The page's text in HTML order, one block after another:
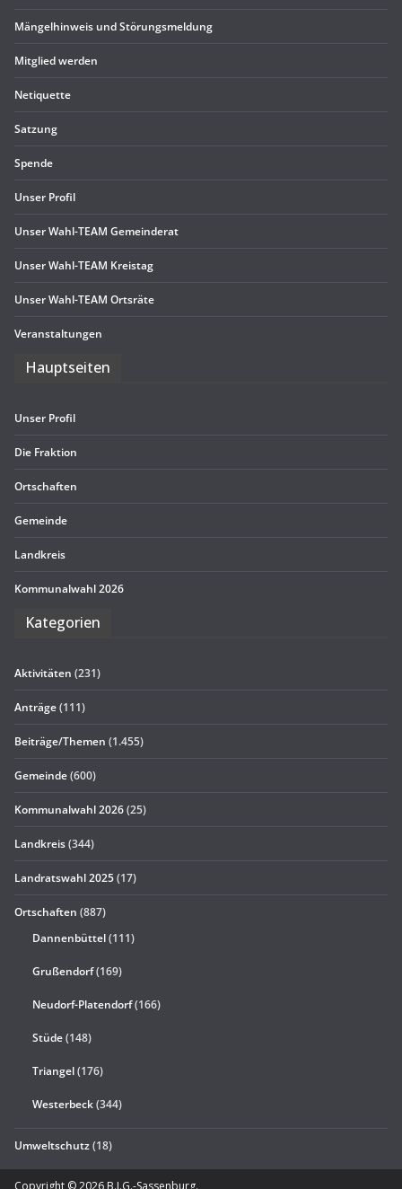
Män­gel­hin­weis und Störungsmeldung
Mit­glied werden
Neti­quette
Sat­zung
Spende
Unser Pro­fil
Unser Wahl-TEAM Gemeinderat
Unser Wahl-TEAM Kreistag
Unser Wahl-TEAM Ortsräte
Ver­an­stal­tun­gen
Haupt­sei­ten
Unser Pro­fil
Die Frak­tion
Ort­schaf­ten
Gemeinde
Land­kreis
Kom­mu­nal­wahl 2026
Kate­go­rien
Aktivitäten (231)
Anträge(111)
Beiträge/Themen (1.455)
Gemeinde(600)
Kommunalwahl 2026(25)
Landkreis(344)
Landratswahl 2025(17)
Ortschaften (887)
Dannenbüttel(111)
Grußendorf(169)
Neudorf-Platendorf(166)
Stüde(148)
Triangel(176)
Westerbeck(344)
Umweltschutz(18)